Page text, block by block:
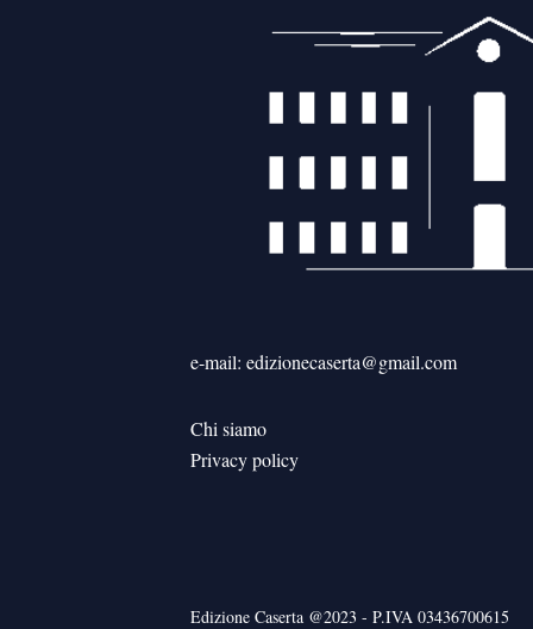
e-mail: edizionecaserta@gmail.com
Chi siamo
Privacy policy
Edizione Caserta @2023 - P.IVA 03436700615